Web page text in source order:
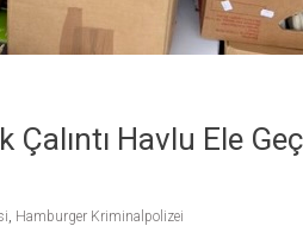
Çalıntı Havlu Ele
, Hamburger Kriminalpolizei